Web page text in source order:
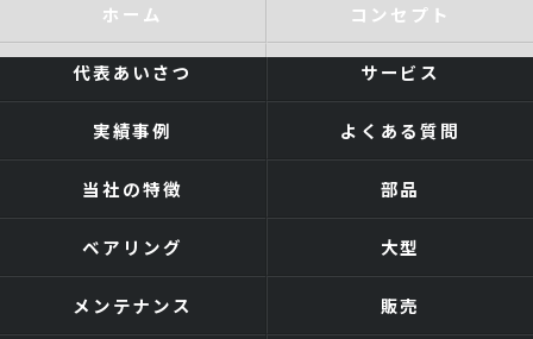
ホーム コンセプト
代表あいさつ サービス
実績事例 よくある質問
当社の特徴 部品
ベアリング 大型
メンテナンス 販売